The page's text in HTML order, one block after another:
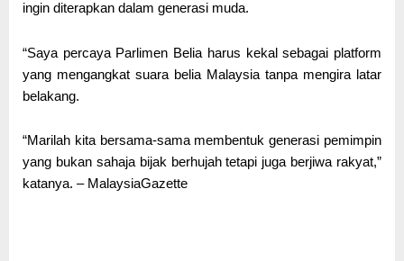
ingin diterapkan dalam generasi muda.
“Saya percaya Parlimen Belia harus kekal sebagai platform
yang mengangkat suara belia Malaysia tanpa mengira latar
belakang.
“Marilah kita bersama-sama membentuk generasi pemimpin
yang bukan sahaja bijak berhujah tetapi juga berjiwa rakyat,”
katanya. – MalaysiaGazette